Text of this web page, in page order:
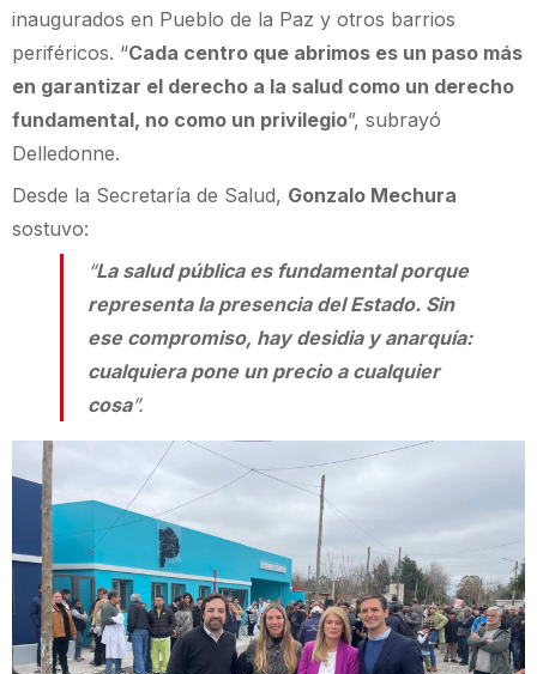
inaugurados en Pueblo de la Paz y otros barrios
periféricos. “Cada centro que abrimos es un paso más
en garantizar el derecho a la salud como un derecho
fundamental, no como un privilegio”, subrayó
Delledonne.
Desde la Secretaría de Salud, Gonzalo Mechura
sostuvo:
“La salud pública es fundamental porque
representa la presencia del Estado. Sin
ese compromiso, hay desidia y anarquía:
cualquiera pone un precio a cualquier
cosa”.